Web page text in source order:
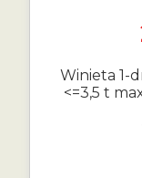
Winieta 1-
<=3,5 t